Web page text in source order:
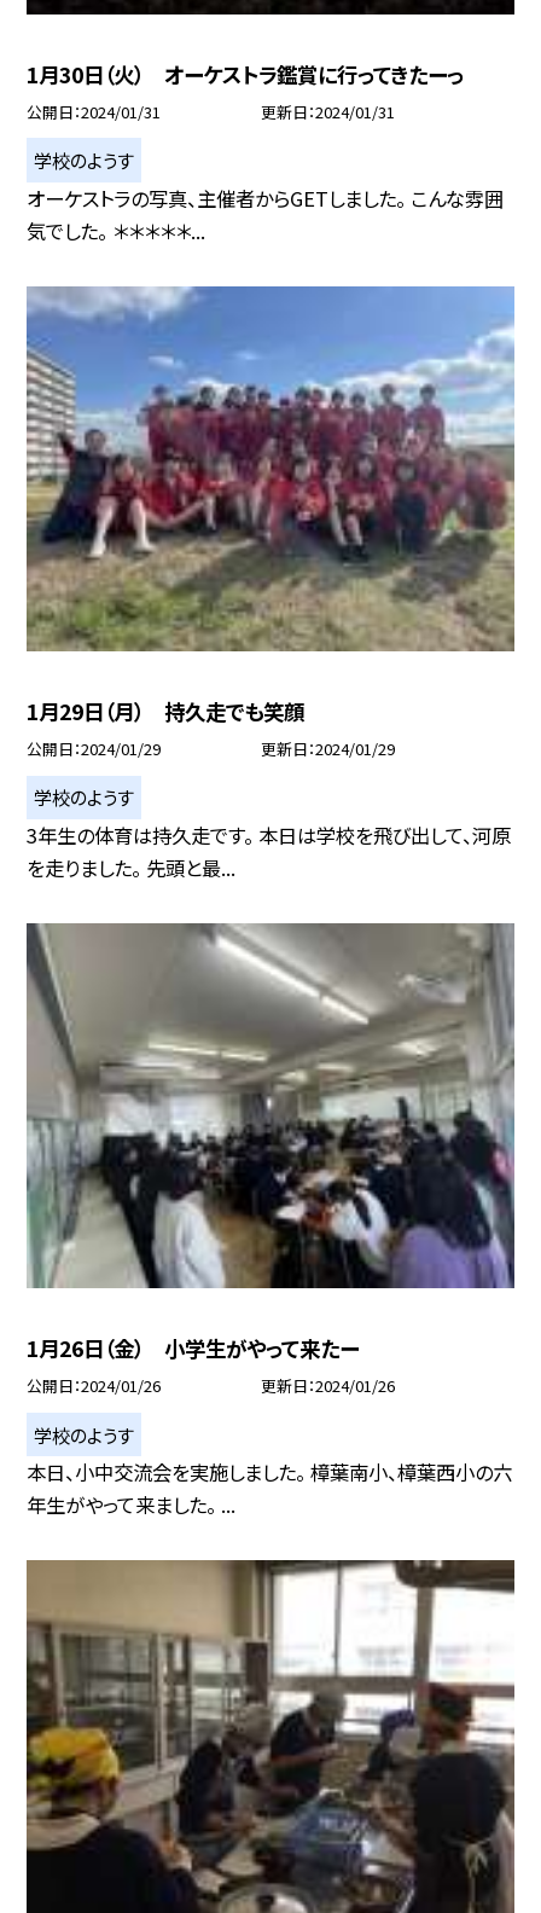
1月30日（火） オーケストラ鑑賞に行ってきたーっ
公開日 2024/01/31 更新日 2024/01/31
学校のようす
オーケストラの写真、主催者からGETしました。 こんな雰囲
気でした。 ＊＊＊＊＊...
1月29日（月） 持久走でも笑顔
公開日 2024/01/29 更新日 2024/01/29
学校のようす
3年生の体育は持久走です。 本日は学校を飛び出して、河原
を走りました。 先頭と最...
1月26日（金） 小学生がやって来たー
公開日 2024/01/26 更新日 2024/01/26
学校のようす
本日、小中交流会を実施しました。 樟葉南小、樟葉西小の六
年生がやって来ました。 ...